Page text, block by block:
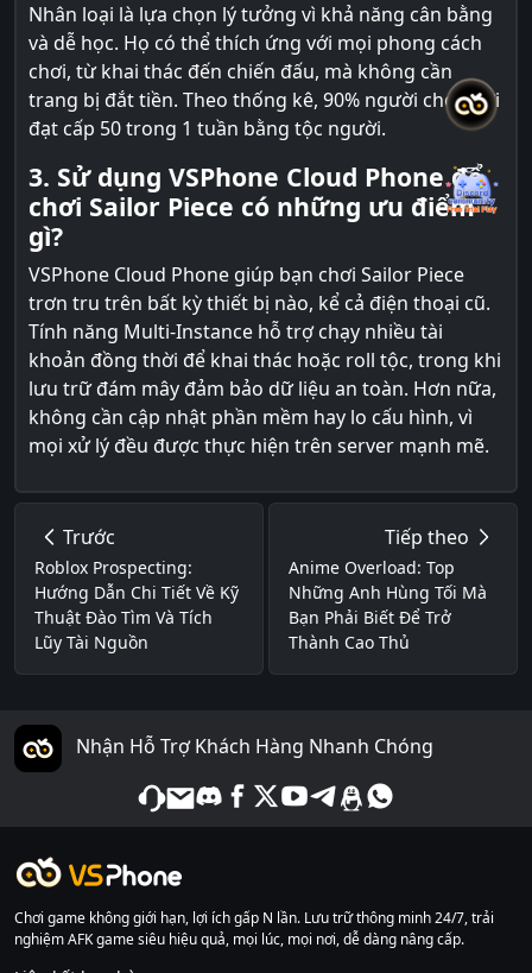
Nhân loại là lựa chọn lý tưởng vì khả năng cân bằng
và dễ học. Họ có thể thích ứng với mọi phong cách
chơi, từ khai thác đến chiến đấu, mà không cần
trang bị đắt tiền. Theo thống kê, 90% người chơi mới
đạt cấp 50 trong 1 tuần bằng tộc người.
3. Sử dụng VSPhone Cloud Phone để
chơi Sailor Piece có những ưu điểm
gì?
VSPhone Cloud Phone giúp bạn chơi Sailor Piece
trơn tru trên bất kỳ thiết bị nào, kể cả điện thoại cũ.
Tính năng Multi-Instance hỗ trợ chạy nhiều tài
khoản đồng thời để khai thác hoặc roll tộc, trong khi
lưu trữ đám mây đảm bảo dữ liệu an toàn. Hơn nữa,
không cần cập nhật phần mềm hay lo cấu hình, vì
mọi xử lý đều được thực hiện trên server mạnh mẽ.
Trước
Roblox Prospecting:
Hướng Dẫn Chi Tiết Về Kỹ
Thuật Đào Tìm Và Tích
Lũy Tài Nguồn
Tiếp theo
Anime Overload: Top
Những Anh Hùng Tối Mà
Bạn Phải Biết Để Trở
Thành Cao Thủ
Nhận Hỗ Trợ Khách Hàng Nhanh Chóng
Chơi game không giới hạn, lợi ích gấp N lần. Lưu trữ thông minh 24/7, trải
nghiệm AFK game siêu hiệu quả, mọi lúc, mọi nơi, dễ dàng nâng cấp.